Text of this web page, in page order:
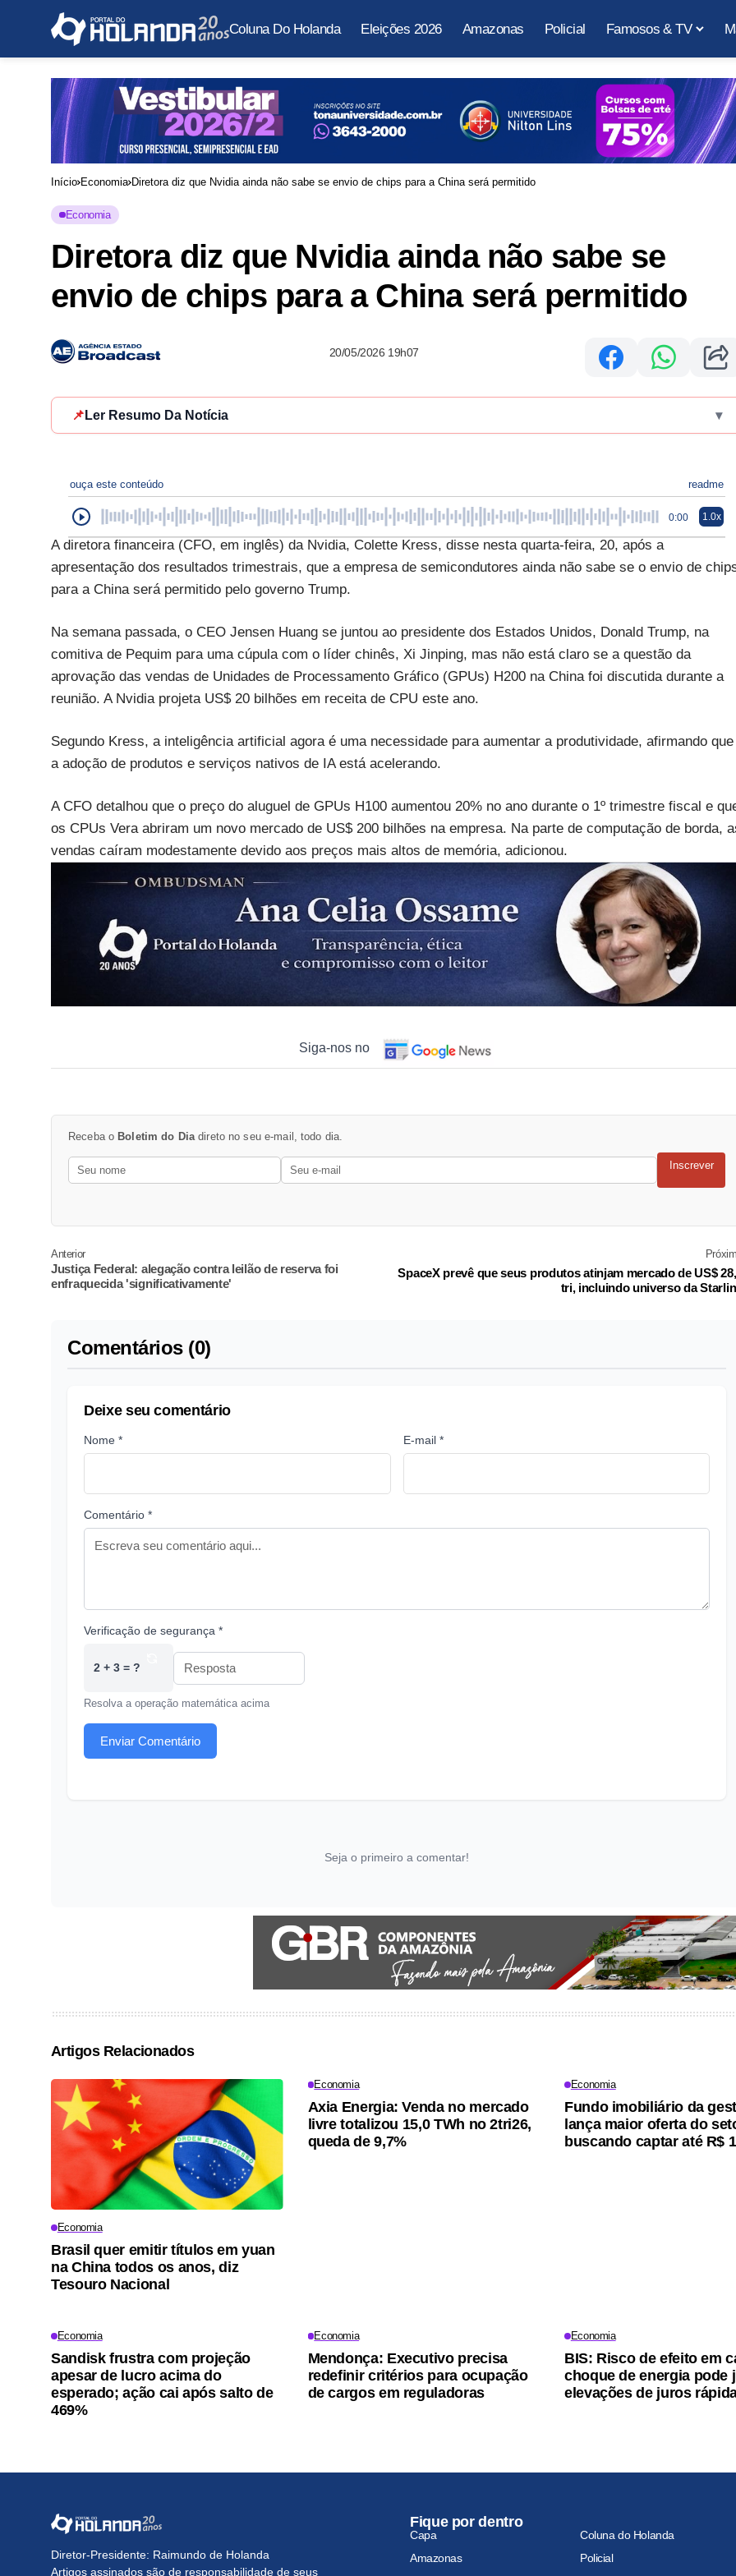
Coluna Do Holanda Eleições 2026 Amazonas Policial Famosos & TV
Início Economia Diretora diz que Nvidia ainda não sabe se envio de chips para a China será permitido
Economia
Diretora diz que Nvidia ainda não sabe se
envio de chips para a China será permitido
20/05/2026 19h07
📌 Ler Resumo Da Notícia ▾
ouça este conteúdo readme
0:00 1.0x
A diretora financeira (CFO, em inglês) da Nvidia, Colette Kress, disse nesta quarta-feira, 20, após a
apresentação dos resultados trimestrais, que a empresa de semicondutores ainda não sabe se o envio de
para a China será permitido pelo governo Trump.
Na semana passada, o CEO Jensen Huang se juntou ao presidente dos Estados Unidos, Donald Trump, na
comitiva de Pequim para uma cúpula com o líder chinês, Xi Jinping, mas não está claro se a questão da
aprovação das vendas de Unidades de Processamento Gráfico (GPUs) H200 na China foi discutida durante a
reunião. A Nvidia projeta US$ 20 bilhões em receita de CPU este ano.
Segundo Kress, a inteligência artificial agora é uma necessidade para aumentar a produtividade, afirmando que
a adoção de produtos e serviços nativos de IA está acelerando.
A CFO detalhou que o preço do aluguel de GPUs H100 aumentou 20% no ano durante o 1º trimestre fiscal e
os CPUs Vera abriram um novo mercado de US$ 200 bilhões na empresa. Na parte de computação de borda,
vendas caíram modestamente devido aos preços mais altos de memória, adicionou.
Siga-nos no
Receba o Boletim do Diadireto no seu e-mail, todo dia.
Inscrever
Anterior
Justiça Federal: alegação contra leilão de reserva foi
enfraquecida 'significativamente'
SpaceX prevê que seus produtos atinjam mercado de US$
tri, incluindo universo da
Comentários (0)
Deixe seu comentário
Nome * E-mail *
Comentário *
Verificação de segurança *
2 + 3 = ?
Resolva a operação matemática acima
Enviar Comentário
Seja o primeiro a comentar!
Artigos Relacionados
Economia
Brasil quer emitir títulos em yuan
na China todos os anos, diz
Tesouro Nacional
Economia
Axia Energia: Venda no mercado
livre totalizou 15,0 TWh no 2tri26,
queda de 9,7%
Economia
Fundo imobiliário da
lança maior oferta do
buscando captar até R$
Economia
Sandisk frustra com projeção
apesar de lucro acima do
esperado; ação cai após salto de
469%
Economia
Mendonça: Executivo precisa
redefinir critérios para ocupação
de cargos em reguladoras
Economia
BIS: Risco de efeito em
choque de energia pode
elevações de juros
Diretor-Presidente: Raimundo de Holanda
Artigos assinados são de responsabilidade de seus
Fique por dentro
Capa
Coluna do Holanda
Amazonas
Policial